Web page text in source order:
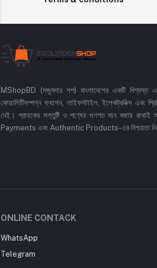
MShopBD (মজুমদার শপ) বাংলাদেশের একটি বিশ্বস্ত
কোয়ালিটিসম্পন্ন ফ্যাশন, লাইফস্টাইল, ইলেকট্রনিক্স এবং
দেই। গ্রাহকের সন্তুষ্টি ও পণ্যের গুণগত মান বজায়
Payments এবং Authentic Products-এর নিশ্চয়তা নিয়ে
ONLINE CONTACK
WhatsApp
Telegram